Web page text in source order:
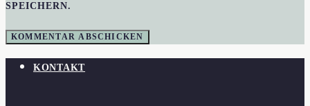
SPEICHERN.
KONTAKT